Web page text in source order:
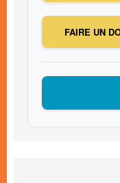
FAIRE UN